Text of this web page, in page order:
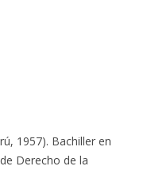
1957). Bachiller en
Derecho de la